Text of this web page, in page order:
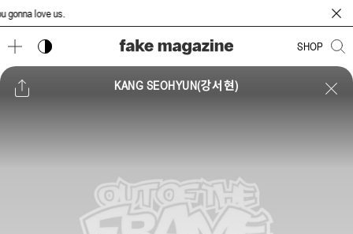
love us.
다크 모드 토글 SHOP
KANG SEOHYUN(강서현)